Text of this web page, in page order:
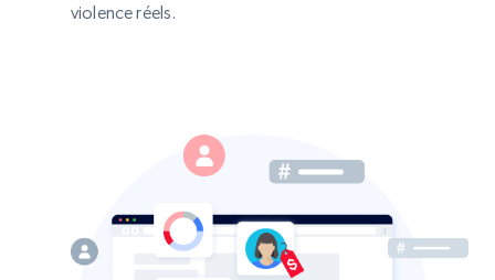
violence réels.